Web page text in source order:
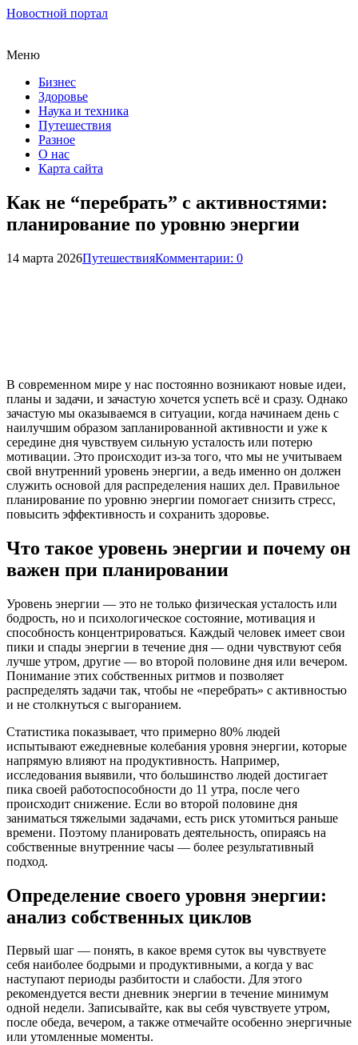
Новостной портал
Меню
Бизнес
Здоровье
Наука и техника
Путешествия
Разное
О нас
Карта сайта
Как не “перебрать” с активностями:
планирование по уровню энергии
14 марта 2026ПутешествияКомментарии: 0
В современном мире у нас постоянно возникают новые идеи,
планы и задачи, и зачастую хочется успеть всё и сразу. Однако
зачастую мы оказываемся в ситуации, когда начинаем день с
наилучшим образом запланированной активности и уже к
середине дня чувствуем сильную усталость или потерю
мотивации. Это происходит из-за того, что мы не учитываем
свой внутренний уровень энергии, а ведь именно он должен
служить основой для распределения наших дел. Правильное
планирование по уровню энергии помогает снизить стресс,
повысить эффективность и сохранить здоровье.
Что такое уровень энергии и почему он
важен при планировании
Уровень энергии — это не только физическая усталость или
бодрость, но и психологическое состояние, мотивация и
способность концентрироваться. Каждый человек имеет свои
пики и спады энергии в течение дня — одни чувствуют себя
лучше утром, другие — во второй половине дня или вечером.
Понимание этих собственных ритмов и позволяет
распределять задачи так, чтобы не «перебрать» с активностью
и не столкнуться с выгоранием.
Статистика показывает, что примерно 80% людей
испытывают ежедневные колебания уровня энергии, которые
напрямую влияют на продуктивность. Например,
исследования выявили, что большинство людей достигает
пика своей работоспособности до 11 утра, после чего
происходит снижение. Если во второй половине дня
заниматься тяжелыми задачами, есть риск утомиться раньше
времени. Поэтому планировать деятельность, опираясь на
собственные внутренние часы — более результативный
подход.
Определение своего уровня энергии:
анализ собственных циклов
Первый шаг — понять, в какое время суток вы чувствуете
себя наиболее бодрыми и продуктивными, а когда у вас
наступают периоды разбитости и слабости. Для этого
рекомендуется вести дневник энергии в течение минимум
одной недели. Записывайте, как вы себя чувствуете утром,
после обеда, вечером, а также отмечайте особенно энергичные
или утомленные моменты.